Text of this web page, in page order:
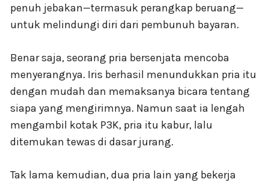
penuh jebakan—termasuk perangkap beruang—
untuk melindungi diri dari pembunuh bayaran.
Benar saja, seorang pria bersenjata mencoba
menyerangnya. Iris berhasil menundukkan pria itu
dengan mudah dan memaksanya bicara tentang
siapa yang mengirimnya. Namun saat ia lengah
mengambil kotak P3K, pria itu kabur, lalu
ditemukan tewas di dasar jurang.
Tak lama kemudian, dua pria lain yang bekerja